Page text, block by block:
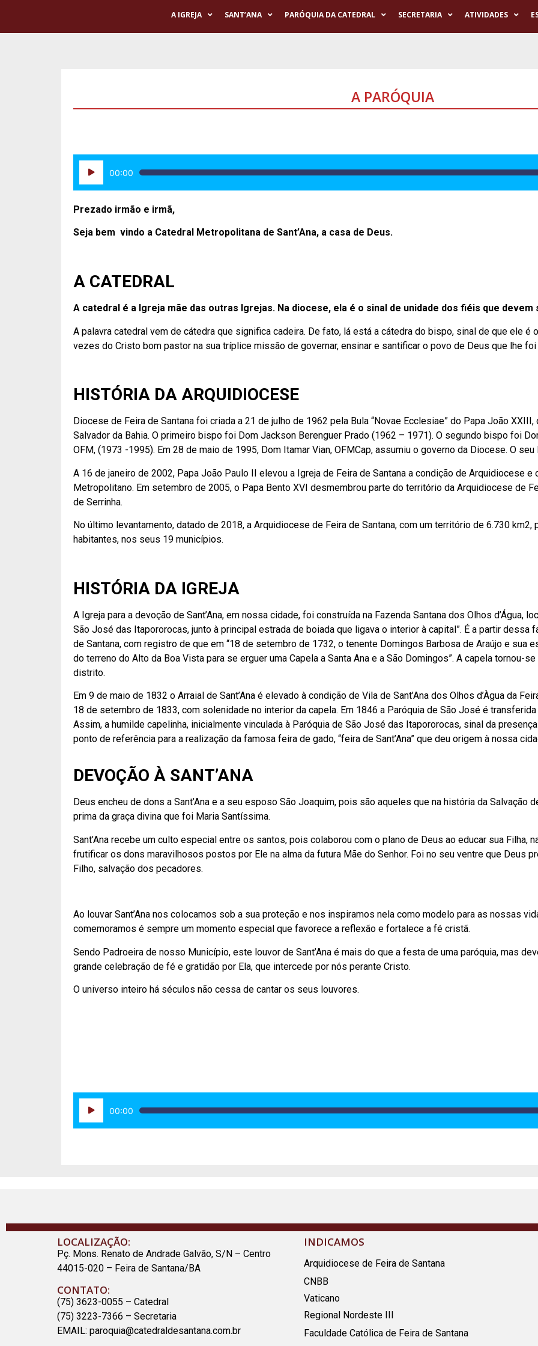
A IGREJA SANT’ANA PARÓQUIA DA CATEDRAL SECRETARIA ATIVIDADES
A PARÓQUIA
Tocador
de
00:00
Prezado irmão e irmã,
Seja bem vindo a Catedral Metropolitana de Sant’Ana, a casa de Deus.
A CATEDRAL
A catedral é a Igreja mãe das outras Igrejas. Na diocese, ela é o sinal de unidade dos fiéis que
A palavra catedral vem de cátedra que significa cadeira. De fato, lá está a cátedra do bispo, sinal de que ele é
vezes do Cristo bom pastor na sua tríplice missão de governar, ensinar e santificar o povo de Deus que lhe foi
HISTÓRIA DA ARQUIDIOCESE
Diocese de Feira de Santana foi criada a 21 de julho de 1962 pela Bula “Novae Ecclesiae” do Papa João
Salvador da Bahia. O primeiro bispo foi Dom Jackson Berenguer Prado (1962 – 1971). O segundo bispo foi
OFM, (1973 -1995). Em 28 de maio de 1995, Dom Itamar Vian, OFMCap, assumiu o governo da Diocese. O
A 16 de janeiro de 2002, Papa João Paulo II elevou a Igreja de Feira de Santana a condição de Arquidiocese
Metropolitano. Em setembro de 2005, o Papa Bento XVI desmembrou parte do território da Arquidiocese de
de Serrinha.
No último levantamento, datado de 2018, a Arquidiocese de Feira de Santana, com um território de 6.730 km2,
habitantes, nos seus 19 municípios.
HISTÓRIA DA IGREJA
A Igreja para a devoção de Sant’Ana, em nossa cidade, foi construída na Fazenda Santana dos Olhos d’Água,
São José das Itapororocas, junto à principal estrada de boiada que ligava o interior à capital”. É a partir dessa
de Santana, com registro de que em “18 de setembro de 1732, o tenente Domingos Barbosa de Araújo e sua
do terreno do Alto da Boa Vista para se erguer uma Capela a Santa Ana e a São Domingos”. A capela tornou-
distrito.
Em 9 de maio de 1832 o Arraial de Sant’Ana é elevado à condição de Vila de Sant’Ana dos Olhos d’Àgua da
18 de setembro de 1833, com solenidade no interior da capela. Em 1846 a Paróquia de São José é transferida
Assim, a humilde capelinha, inicialmente vinculada à Paróquia de São José das Itapororocas, sinal da
ponto de referência para a realização da famosa feira de gado, “feira de Sant’Ana” que deu origem à nossa
DEVOÇÃO À SANT’ANA
Deus encheu de dons a Sant’Ana e a seu esposo São Joaquim, pois são aqueles que na história da Salvação
prima da graça divina que foi Maria Santíssima.
Sant’Ana recebe um culto especial entre os santos, pois colaborou com o plano de Deus ao educar sua Filha,
frutificar os dons maravilhosos postos por Ele na alma da futura Mãe do Senhor. Foi no seu ventre que Deus
Filho, salvação dos pecadores.
Ao louvar Sant’Ana nos colocamos sob a sua proteção e nos inspiramos nela como modelo para as nossas
comemoramos é sempre um momento especial que favorece a reflexão e fortalece a fé cristã.
Sendo Padroeira de nosso Município, este louvor de Sant’Ana é mais do que a festa de uma paróquia, mas
grande celebração de fé e gratidão por Ela, que intercede por nós perante Cristo.
O universo inteiro há séculos não cessa de cantar os seus louvores.
Tocador
de
00:00
LOCALIZAÇÃO:
Pç. Mons. Renato de Andrade Galvão, S/N – Centro
44015-020 – Feira de Santana/BA
CONTATO:
(75) 3623-0055 – Catedral
(75) 3223-7366 – Secretaria
EMAIL: paroquia@catedraldesantana.com.br
INDICAMOS
Arquidiocese de Feira de Santana
CNBB
Vaticano
Regional Nordeste III
Faculdade Católica de Feira de Santana